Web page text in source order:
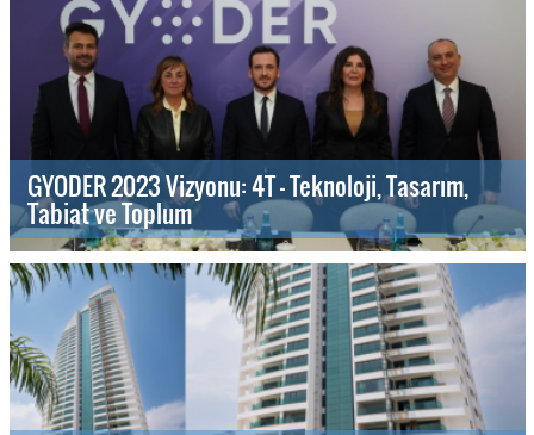
GYODER 2023 Vizyonu: 4T - Teknoloji, Tasarım,
Tabiat ve Toplum